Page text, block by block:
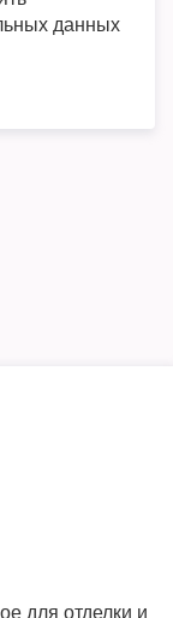
данных
для отделки и